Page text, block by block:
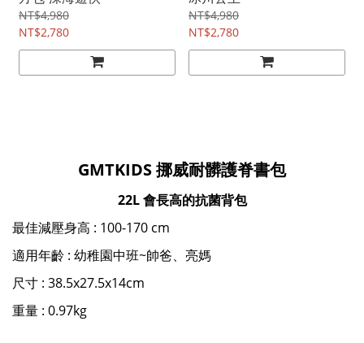
NT$4,980
NT$2,780
NT$4,980
NT$2,780
GMTKIDS 挪威耐髒護脊書包
22L 會長高的抗菌背包
最佳減壓身高 : 100-170 cm
適用年齡 : 幼稚園中班~帥爸、亮媽
尺寸 : 38.5x27.5x14cm
重量 : 0.97kg